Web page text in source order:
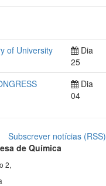
of University
Dia
25
Dia
04
Subscrever notícias
de Química
2,